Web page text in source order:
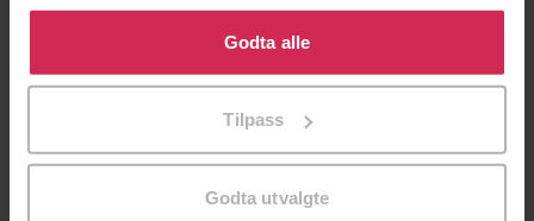
Klikk på «Godta alle» for å gi oss ditt samtykke til å
bruke cookies for alle disse formålene. Du kan også
tilpasse ditt samtykke til spesifikke formål ved å klikke
Godta alle
Tilpass
Godta utvalgte
The tale of one of history's greatest love
Forlag Headline
27.11.2014